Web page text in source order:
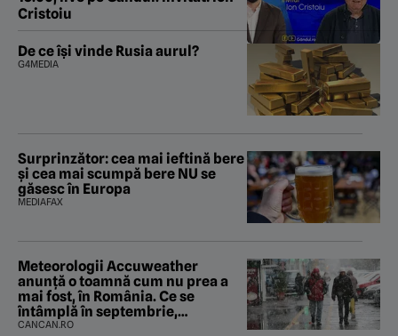
Cristoiu
De ce își vinde Rusia aurul?
G4MEDIA
Surprinzător: cea mai ieftină bere
și cea mai scumpă bere NU se
găsesc în Europa
MEDIAFAX
Meteorologii Accuweather
anunță o toamnă cum nu prea a
mai fost, în România. Ce se
întâmplă în septembrie,
octombrie și noiembrie 2026, în
CANCAN.RO